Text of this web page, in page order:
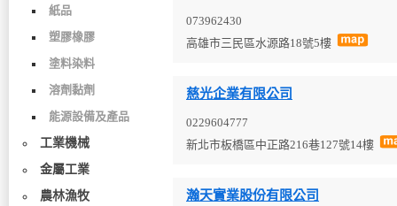
紙品
塑膠橡膠
塗料染料
溶劑黏劑
能源設備及產品
工業機械
金屬工業
農林漁牧
073962430
高雄市三民區水源路18號5樓
慈光企業有限公司
0229604777
新北市板橋區中正路216巷127號14樓
瀚天實業股份有限公司